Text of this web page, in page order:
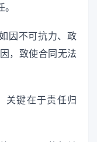
因不可抗力、政
，致使合同无法
关键在于责任归